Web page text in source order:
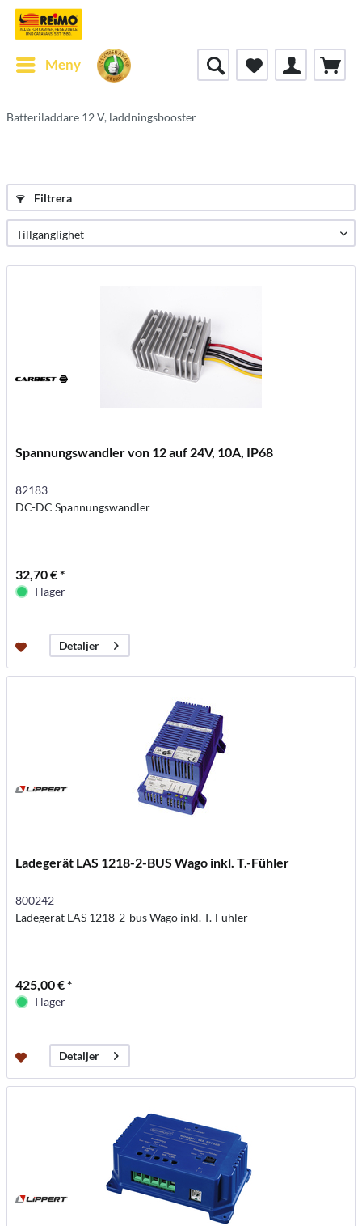
Meny
Batteriladdare 12 V, laddningsbooster
Filtrera
Spannungswandler von 12 auf 24V, 10A, IP68
82183
DC-DC Spannungswandler
32,70 € *
I lager
Detaljer
Ladegerät LAS 1218-2-BUS Wago inkl. T.-Fühler
800242
Ladegerät LAS 1218-2-bus Wago inkl. T.-Fühler
425,00 € *
I lager
Detaljer